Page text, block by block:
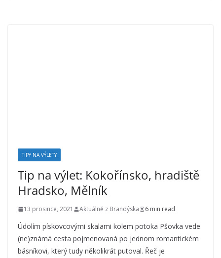
TIPY NA VÝLETY
Tip na výlet: Kokořínsko, hradiště
Hradsko, Mělník
13 prosince, 2021 Aktuálně z Brandýska 6 min read
Údolím pískovcovými skalami kolem potoka Pšovka vede
(ne)známá cesta pojmenovaná po jednom romantickém
básníkovi, který tudy několikrát putoval. Řeč je